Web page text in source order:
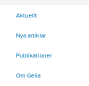
Aktuellt
Nya artiklar
Publikationer
Om Gelia